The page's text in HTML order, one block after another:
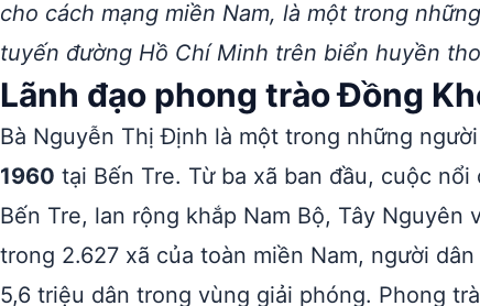
cho cách mạng miền Nam, là một trong
tuyến đường Hồ Chí Minh trên biển huyền
Lãnh đạo phong trào Đồng
Bà Nguyễn Thị Định là một trong những
1960 tại Bến Tre. Từ ba xã ban đầu, cuộc
Bến Tre, lan rộng khắp Nam Bộ, Tây Nguyên
trong 2.627 xã của toàn miền Nam, người
5,6 triệu dân trong vùng giải phóng. Phong